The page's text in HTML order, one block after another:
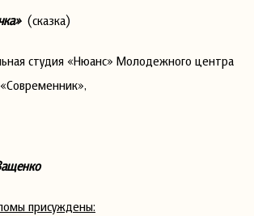
(сказка)
студия «Нюанс» Молодежного центра
присуждены: